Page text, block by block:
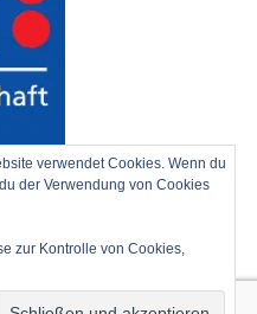
verwendet Cookies. Wenn du
der Verwendung von Cookies
zur Kontrolle von Cookies,